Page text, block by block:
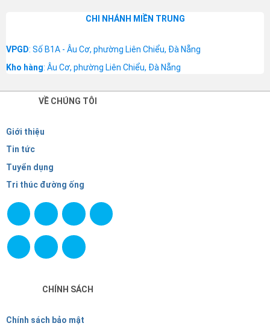
CHI NHÁNH MIỀN TRUNG
VPGD: Số B1A - Âu Cơ, phường Liên Chiểu, Đà Nẵng
Kho hàng: Âu Cơ, phường Liên Chiểu, Đà Nẵng
VỀ CHÚNG TÔI
Giới thiệu
Tin tức
Tuyển dụng
Tri thúc đường ống
CHÍNH SÁCH
Chính sách bảo mật